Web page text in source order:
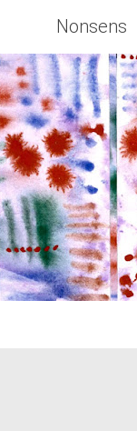
Nonsens